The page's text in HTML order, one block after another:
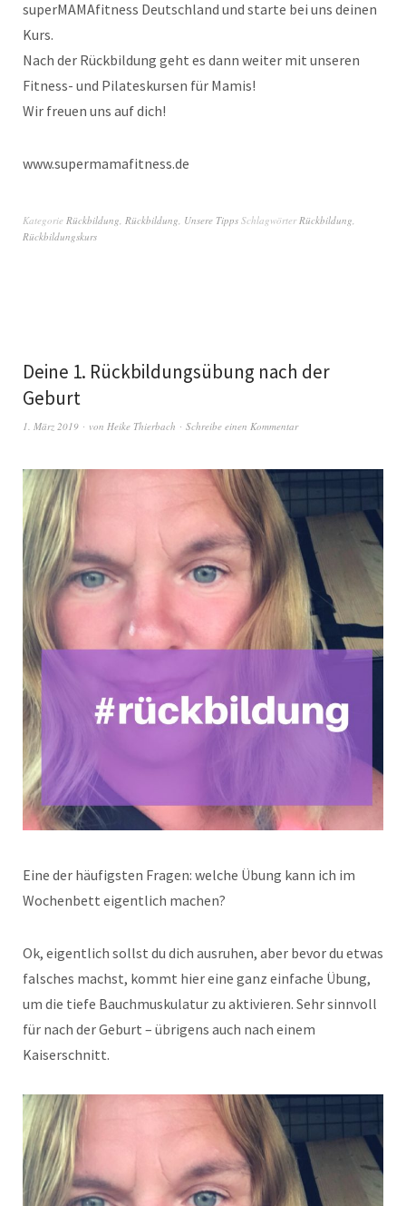
superMAMAfitness Deutschland und starte bei uns deinen
Kurs.
Nach der Rückbildung geht es dann weiter mit unseren
Fitness- und Pilateskursen für Mamis!
Wir freuen uns auf dich!
www.supermamafitness.de
Kategorie Rückbildung, Rückbildung, Unsere Tipps SchlagwörterRückbildung,
Rückbildungskurs
Deine 1. Rückbildungsübung nach der
Geburt
1. März 2019 von Heike Thierbach Schreibe einen Kommentar
Eine der häufigsten Fragen: welche Übung kann ich im
Wochenbett eigentlich machen?
Ok, eigentlich sollst du dich ausruhen, aber bevor du etwas
falsches machst, kommt hier eine ganz einfache Übung,
um die tiefe Bauchmuskulatur zu aktivieren. Sehr sinnvoll
für nach der Geburt – übrigens auch nach einem
Kaiserschnitt.